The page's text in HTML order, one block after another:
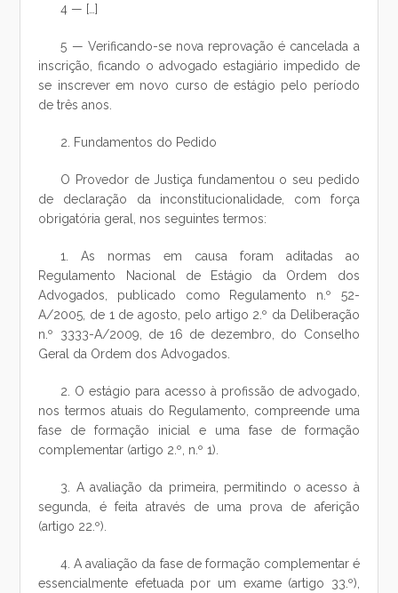
4 — […]
5 — Verificando-se nova reprovação é cancelada a
inscrição, ficando o advogado estagiário impedido de
se inscrever em novo curso de estágio pelo período
de três anos.
2. Fundamentos do Pedido
O Provedor de Justiça fundamentou o seu pedido
de declaração da inconstitucionalidade, com força
obrigatória geral, nos seguintes termos:
1. As normas em causa foram aditadas ao
Regulamento Nacional de Estágio da Ordem dos
Advogados, publicado como Regulamento n.º 52-
A/2005, de 1 de agosto, pelo artigo 2.º da Deliberação
n.º 3333-A/2009, de 16 de dezembro, do Conselho
Geral da Ordem dos Advogados.
2. O estágio para acesso à profissão de advogado,
nos termos atuais do Regulamento, compreende uma
fase de formação inicial e uma fase de formação
complementar (artigo 2.º, n.º 1).
3. A avaliação da primeira, permitindo o acesso à
segunda, é feita através de uma prova de aferição
(artigo 22.º).
4. A avaliação da fase de formação complementar é
essencialmente efetuada por um exame (artigo 33.º),